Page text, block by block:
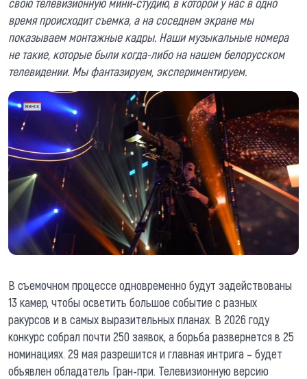
свою телевизионную мини-студию, в которой у нас в одно
время происходит съемка, а на соседнем экране мы
показываем монтажные кадры. Наши музыкальные номера
не такие, которые были когда-либо на нашем белорусском
телевидении. Мы фантазируем, экспериментируем.
В съемочном процессе одновременно будут задействованы
13 камер, чтобы осветить большое событие с разных
ракурсов и в самых выразительных планах. В 2026 году
конкурс собрал почти 250 заявок, а борьба развернется в 25
номинациях. 29 мая разрешится и главная интрига – будет
объявлен обладатель Гран-при. Телевизионную версию